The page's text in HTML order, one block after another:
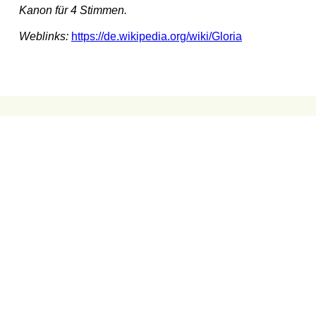
Kanon für 4 Stimmen.
Weblinks: https://de.wikipedia.org/wiki/Gloria